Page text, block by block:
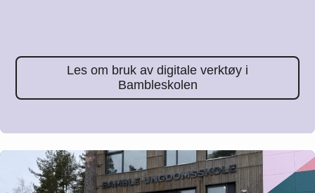
Les om bruk av digitale verktøy i
Bambleskolen